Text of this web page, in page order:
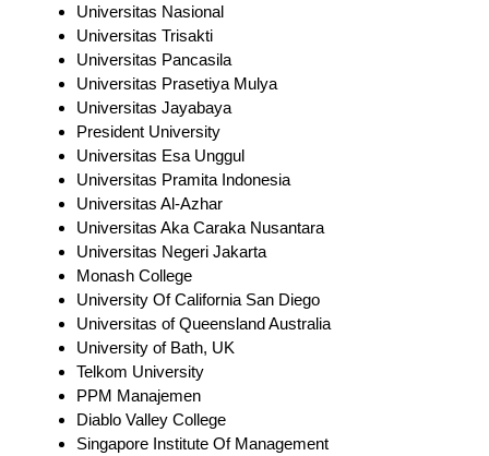
Universitas Nasional
Universitas Trisakti
Universitas Pancasila
Universitas Prasetiya Mulya
Universitas Jayabaya
President University
Universitas Esa Unggul
Universitas Pramita Indonesia
Universitas Al-Azhar
Universitas Aka Caraka Nusantara
Universitas Negeri Jakarta
Monash College
University Of California San Diego
Universitas of Queensland Australia
University of Bath, UK
Telkom University
PPM Manajemen
Diablo Valley College
Singapore Institute Of Management